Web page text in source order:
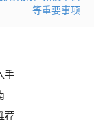
等重要事项
手
荐